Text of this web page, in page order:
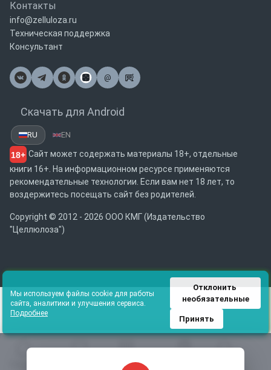
Каталог
Контакты
info@zelluloza.ru
Техническая поддержка
Консультант
@
Почта
Скачать для Android
RU EN
18+ Сайт может содержать материалы 18+, отдельные
книги 16+. На информационном ресурсе применяются
рекомендательные технологии. Если вам нет 18 лет, то
воздержитесь посещать сайт без родителей.
Copyright © 2012 - 2026 ООО КМГ (Издательство
"Целлюлоза")
Мы используем файлы cookie для работы
сайта, аналитики и улучшения сервиса.
Подробнее
Отклонить
необязательные
Принять